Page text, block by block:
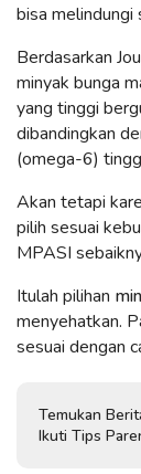
bisa melindungi
Berdasarkan
minyak bunga
yang tinggi
dibandingkan
(omega-6)
Akan tetapi
pilih sesuai
MPASI
Itulah pilihan
menyehatkan.
sesuai dengan
Temukan
Ikuti Tips